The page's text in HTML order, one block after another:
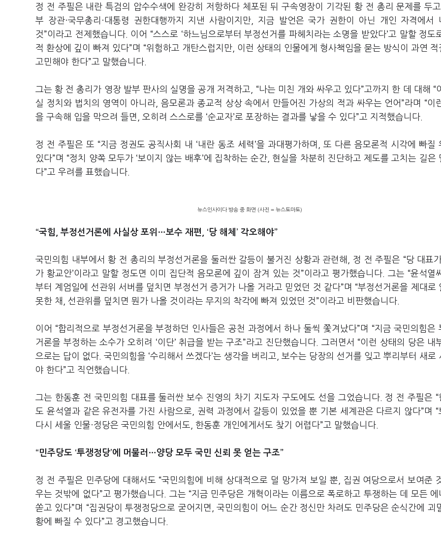
정 전 주필은 내란 특검의 압수수색에 완강히 저항하다 체포된 뒤 구속영장이 기각된 황 전 총리 문제를 두
부 장관·국무총리·대통령 권한대행까지 지낸 사람이지만, 지금 발언은 국가 권한이 아닌 개인 자격에서
것”이라고 전제했습니다. 이어 “스스로 ‘하느님으로부터 부정선거를 파헤치라는 소명을 받았다’고 말할 정도
적 환상에 깊이 빠져 있다”며 “위험하고 개탄스럽지만, 이런 상태의 인물에게 형사책임을 묻는 방식이 과연 적
고민해야 한다”고 말했습니다.
그는 황 전 총리가 영장 발부 판사의 실명을 공개 저격하고, “나는 미친 개와 싸우고 있다”고까지 한 데 대해 “
실 정치와 법치의 영역이 아니라, 음모론과 종교적 상상 속에서 만들어진 가상의 적과 싸우는 언어”라며 “이
을 구속해 입을 막으려 들면, 오히려 스스로를 ‘순교자’로 포장하는 결과를 낳을 수 있다”고 지적했습니다.
정 전 주필은 또 “지금 정권도 공직사회 내 ‘내란 동조 세력’을 과대평가하며, 또 다른 음모론적 시각에 빠질
있다”며 “정치 양쪽 모두가 ‘보이지 않는 배후’에 집착하는 순간, 현실을 차분히 진단하고 제도를 고치는 길은
다”고 우려를 표했습니다.
뉴스인사이다 방송 중 화면 (사진 = 뉴스토마토)
“국힘, 부정선거론에 사실상 포위…보수 재편, ‘당 해체’ 각오해야”
국민의힘 내부에서 황 전 총리의 부정선거론을 둘러싼 갈등이 불거진 상황과 관련해, 정 전 주필은 “당 대표
가 황교안’이라고 말할 정도면 이미 집단적 음모론에 깊이 잠겨 있는 것”이라고 평가했습니다. 그는 “윤석열
부터 계엄일에 선관위 서버를 덮치면 부정선거 증거가 나올 거라고 믿었던 것 같다”며 “부정선거론을 제대로
못한 채, 선관위를 덮치면 뭔가 나올 것이라는 무지의 착각에 빠져 있었던 것”이라고 비판했습니다.
이어 “합리적으로 부정선거론을 부정하던 인사들은 공천 과정에서 하나 둘씩 쫓겨났다”며 “지금 국민의힘은
거론을 부정하는 소수가 오히려 ‘이단’ 취급을 받는 구조”라고 진단했습니다. 그러면서 “이런 상태의 당은 내
으로는 답이 없다. 국민의힘을 ‘수리해서 쓰겠다’는 생각을 버리고, 보수는 당장의 선거를 잊고 뿌리부터 새로
야 한다”고 직언했습니다.
그는 한동훈 전 국민의힘 대표를 둘러싼 보수 진영의 차기 지도자 구도에도 선을 그었습니다. 정 전 주필은 “
도 윤석열과 같은 유전자를 가진 사람으로, 권력 과정에서 갈등이 있었을 뿐 기본 세계관은 다르지 않다”며 “
다시 세울 인물·정당은 국민의힘 안에서도, 한동훈 개인에게서도 찾기 어렵다”고 말했습니다.
“민주당도 ‘투쟁정당’에 머물러…양당 모두 국민 신뢰 못 얻는 구조”
정 전 주필은 민주당에 대해서도 “국민의힘에 비해 상대적으로 덜 망가져 보일 뿐, 집권 여당으로서 보여준
우는 것밖에 없다”고 평가했습니다. 그는 “지금 민주당은 개혁이라는 이름으로 폭로하고 투쟁하는 데 모든 에
쏟고 있다”며 “집권당이 투쟁정당으로 굳어지면, 국민의힘이 어느 순간 정신만 차려도 민주당은 순식간에 괴
황에 빠질 수 있다”고 경고했습니다.